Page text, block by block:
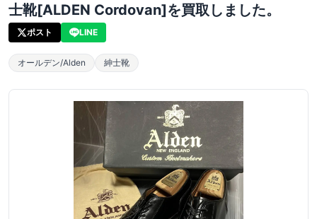
士靴[ALDEN Cordovan]を買取しました。
ポスト LINE
オールデン/Alden 紳士靴